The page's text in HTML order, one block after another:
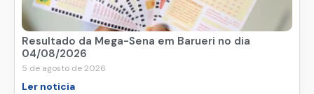
Resultado da Mega-Sena em Barueri no dia
04/08/2026
5 de agosto de 2026
Ler noticia